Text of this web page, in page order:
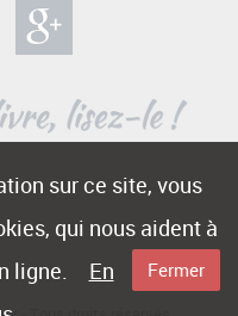
sur ce site, vous
qui nous aident à
ligne.
Fermer
En